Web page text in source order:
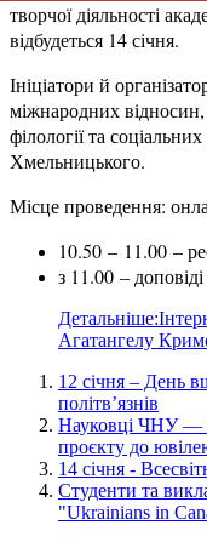
творчої діяльності
відбудеться 14 січня.
Ініціатори й
міжнародних відносин,
філології та
Хмельницького.
Місце проведення:
10.50 – 11.00 –
з 11.00 –
Агатангелу
12 січня – День
політв’язнів
Науковці ЧНУ —
проєкту до
14 січня -
Студенти та
"Ukrainians in